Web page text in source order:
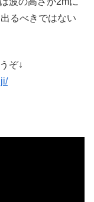
るべきではない
ぞ↓